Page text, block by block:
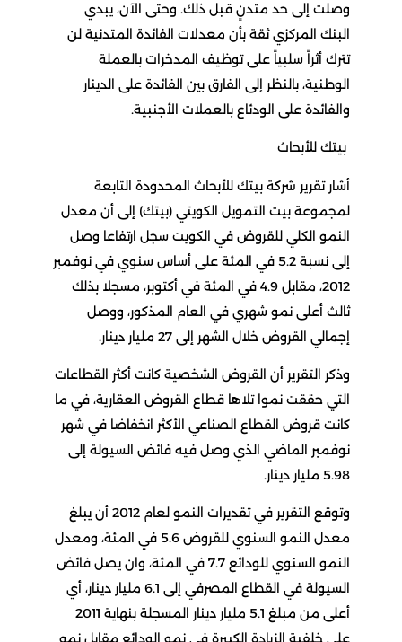
وصلت إلى حد متدنٍ قبل ذلك. وحتى الآن، يبدي
البنك المركزي ثقة بأن معدلات الفائدة المتدنية لن
تترك أثراً سلبياً على توظيف المدخرات بالعملة
الوطنية، بالنظر إلى الفارق بين الفائدة على الدينار
والفائدة على الودئاع بالعملات الأجنبية.
بيتك للأبحاث
أشار تقرير شركة بيتك للأبحاث المحدودة التابعة
لمجموعة بيت التمويل الكويتي (بيتك) إلى أن معدل
النمو الكلي للقروض في الكويت سجل ارتفاعا وصل
إلى نسبة 5.2 في المئة على أساس سنوي في نوفمبر
2012، مقابل 4.9 في المئة في أكتوبر، مسجلا بذلك
ثالث أعلى نمو شهري في العام المذكور، ووصل
إجمالي القروض خلال الشهر إلى 27 مليار دينار.
وذكر التقرير أن القروض الشخصية كانت أكثر القطاعات
التي حققت نموا تلاها قطاع القروض العقارية، في ما
كانت قروض القطاع الصناعي الأكثر انخفاضا في شهر
نوفمبر الماضي الذي وصل فيه فائض السيولة إلى
5.98 مليار دينار.
وتوقع التقرير في تقديرات النمو لعام 2012 أن يبلغ
معدل النمو السنوي للقروض 5.6 في المئة، ومعدل
النمو السنوي للودائع 7.7 في المئة، وان يصل فائض
السيولة في القطاع المصرفي إلى 6.1 مليار دينار، أي
أعلى من مبلغ 5.1 مليار دينار المسجلة بنهاية 2011
على خلفية الزيادة الكبيرة في نمو الودائع مقابل نمو